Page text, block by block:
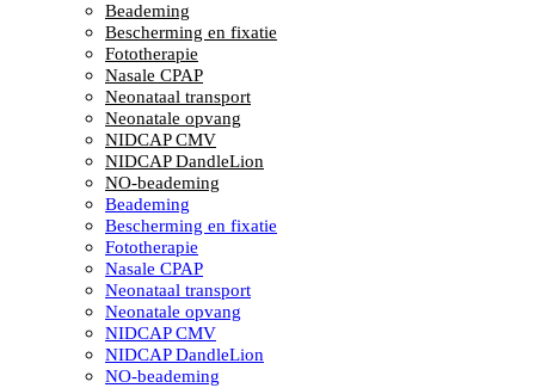
Beademing
Bescherming en fixatie
Fototherapie
Nasale CPAP
Neonataal transport
Neonatale opvang
NIDCAP CMV
NIDCAP DandleLion
NO-beademing
Beademing
Bescherming en fixatie
Fototherapie
Nasale CPAP
Neonataal transport
Neonatale opvang
NIDCAP CMV
NIDCAP DandleLion
NO-beademing